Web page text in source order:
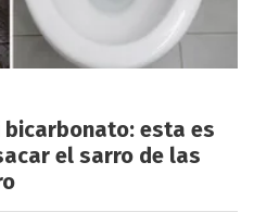
bicarbonato: esta es
el sarro de las